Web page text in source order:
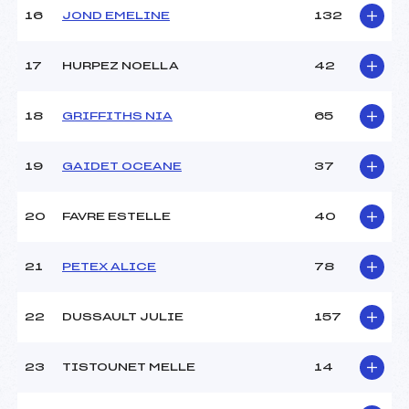
252.9500
Catégorie :
Pou
16 JOND EMELINE 132
17 HURPEZ NOELLA 42
18 GRIFFITHS NIA 65
19 GAIDET OCEANE 37
20 FAVRE ESTELLE 40
21 PETEX ALICE 78
22 DUSSAULT JULIE 157
23 TISTOUNET MELLE 14